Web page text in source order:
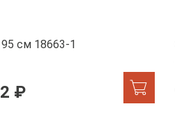
см 18663-1
₽